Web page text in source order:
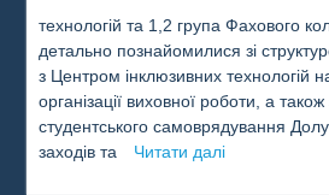
технологій та 1,2 група Фахового
детально познайомилися зі
з Центром інклюзивних технологій
організації виховної роботи, а
студентського самоврядування
заходів та
Читати далі